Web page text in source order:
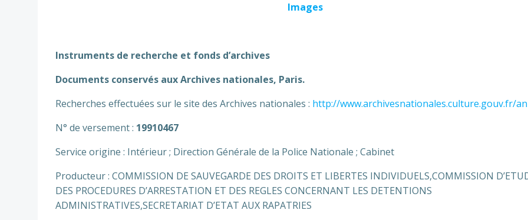
Images
Instruments de recherche et fonds d’archives
Documents conservés aux Archives nationales, Paris.
Recherches effectuées sur le site des Archives nationales : http://www.archivesnationales.culture.gouv.fr/
N° de versement : 19910467
Service origine : Intérieur ; Direction Générale de la Police Nationale ; Cabinet
Producteur : COMMISSION DE SAUVEGARDE DES DROITS ET LIBERTES INDIVIDUELS,COMMISSION
DES PROCEDURES D’ARRESTATION ET DES REGLES CONCERNANT LES DETENTIONS
ADMINISTRATIVES,SECRETARIAT D’ETAT AUX RAPATRIES